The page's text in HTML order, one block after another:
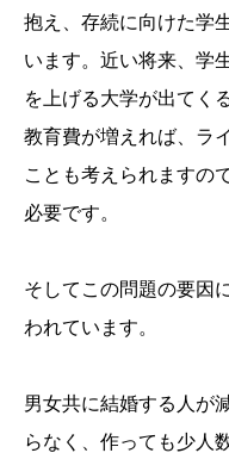
抱え、存続に向けた学
います。近い将来、学
を上げる大学が出てく
教育費が増えれば、ラ
ことも考えられますの
必要です。
そしてこの問題の要因
われています。
男女共に結婚する人
らなく、作っても少人